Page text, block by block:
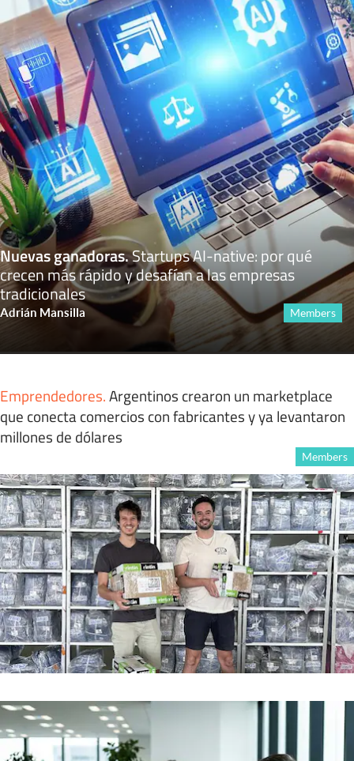
Nuevas ganadoras.Startups AI-native: por qué
crecen más rápido y desafían a las empresas
tradicionales
Adrián Mansilla Members
Emprendedores.Argentinos crearon un marketplace
que conecta comercios con fabricantes y ya levantaron
millones de dólares
Members